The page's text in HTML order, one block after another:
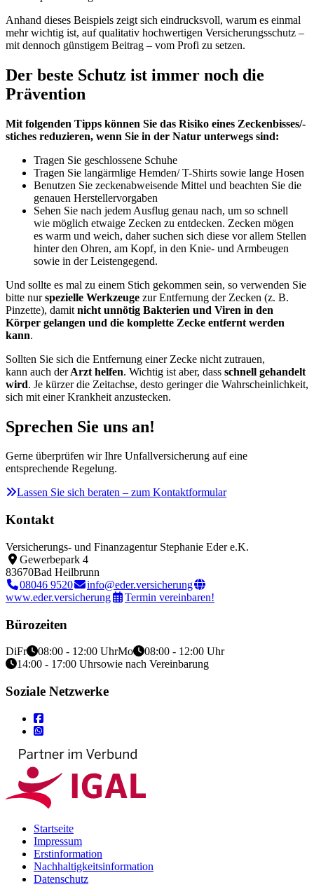
Anhand dieses Beispiels zeigt sich eindrucksvoll, warum es einmal
mehr wichtig ist, auf qualitativ hochwertigen Versicherungsschutz –
mit dennoch günstigem Beitrag – vom Profi zu setzen.
Der beste Schutz ist immer noch die
Prävention
Mit folgenden Tipps können Sie das Risiko eines Zeckenbisses/-
stiches reduzieren, wenn Sie in der Natur unterwegs sind:
Tragen Sie geschlossene Schuhe
Tragen Sie langärmlige Hemden/ T-Shirts sowie lange Hosen
Benutzen Sie zeckenabweisende Mittel und beachten Sie die
genauen Herstellervorgaben
Sehen Sie nach jedem Ausflug genau nach, um so schnell
wie möglich etwaige Zecken zu entdecken. Zecken mögen
es warm und weich, daher suchen sich diese vor allem Stellen
hinter den Ohren, am Kopf, in den Knie- und Armbeugen
sowie in der Leistengegend.
Und sollte es mal zu einem Stich gekommen sein, so verwenden Sie
bitte nurspezielle Werkzeuge zur Entfernung der Zecken (z. B.
Pinzette), damit nicht unnötig Bakterien und Viren in den
Körper gelangen und die komplette Zecke entfernt werden
kann.
Sollten Sie sich die Entfernung einer Zecke nicht zutrauen,
kann auch derArzt helfen. Wichtig ist aber, dass schnell gehandelt
wird. Je kürzer die Zeitachse, desto geringer die Wahrscheinlichkeit,
sich mit einer Krankheit anzustecken.
Sprechen Sie uns an!
Gerne überprüfen wir Ihre Unfallversicherung auf eine
entsprechende Regelung.
Lassen Sie sich beraten – zum Kontaktformular
Kontakt
Versicherungs- und Finanzagentur Stephanie Eder e.K.
Gewerbepark 4
83670Bad Heilbrunn
08046 9520
info@eder.versicherung
www.eder.versicherung
Termin vereinbaren!
Bürozeiten
DiFr 08:00 - 12:00 UhrMo
08:00 - 12:00 Uhr
14:00 - 17:00 Uhrsowie nach Vereinbarung
Soziale Netzwerke
Startseite
Impressum
Erstinformation
Nachhaltigkeitsinformation
Datenschutz